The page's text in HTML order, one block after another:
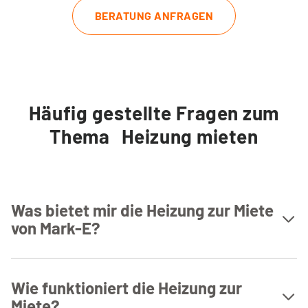
BERATUNG ANFRAGEN
Häufig gestellte Fragen zum
Thema Heizung mieten
Was bietet mir die Heizung zur Miete
von Mark-E?
Miete – ohne eigene Investition, mit voller Kostenkontrolle.
Installation, Wartung und Reparaturen sind inklusive. Sie
Wie funktioniert die Heizung zur